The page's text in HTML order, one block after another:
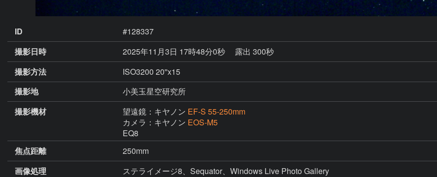
ID
#128337
撮影日時
2025年11月3日 17時48分0秒
露出 300秒
撮影方法
ISO3200 20''x15
撮影地
小美玉星空研究所
撮影機材
望遠鏡：キヤノン EF-S 55-250mm
カメラ：キヤノン EOS-M5
EQ8
焦点距離
250mm
画像処理
ステライメージ8、Sequator、Windows Live Photo Gallery